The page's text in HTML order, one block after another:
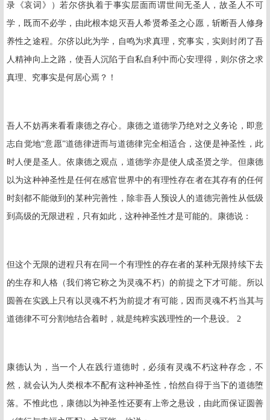
录《哀词》）若尔侪执着于事实层面而谓世间无圣人，故圣人不可
学，既而不必学，由此根本熄灭吾人希贤希圣之心愿，斩断吾人修身
养性之途程。尔侪以此为学，自鸣为求真理，究事实，实则封闭了吾
人精神向上之路，使吾人沉陷于自私自利中而心安理得，则尔侪之求
真理、究事实是何居心焉？！
吾人不妨再来看看康德之存心。康德之道德学乃绝对之义务论，即意
志自觉地“意愿”道德律进而与道德律完全相适合，这便是神圣性，此
时人便是圣人。依康德之观点，道德学亦是使人成圣贤之学。但康德
以为这种神圣性是任何在感官世界中的有理性存在者在其存有的任何
时刻都不能做到的某种完善性，除非吾人预设人的道德完善性从低级
到高级的无限进程，只有如此，这种神圣性才是可能的。康德说：
但这个无限的进程只有在同一个有理性的存在者的某种无限持续下去
的生存和人格（我们将它称之为灵魂不朽）的前提之下才可能。所以
圆善在实践上只有以灵魂不朽为前提才有可能，因而灵魂不朽当其与
道德律不可分割地结合着时，就是纯粹实践理性的一个悬设。 2
康德认为，当一个人在践行道德时，必须有灵魂不朽这种存念，不
然，就会认为人类根本不配有这种神圣性，怡然自得于当下的道德堕
落。不惟此也，康德以为神圣性还要有上帝之悬设，由此而保证圆善